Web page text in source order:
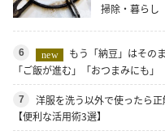
掃除・暮らし
6 new
もう「納豆」はその
「ご飯が進む」「おつまみにも」
7
洋服を洗う以外で使ったら
【便利な活用術3選】